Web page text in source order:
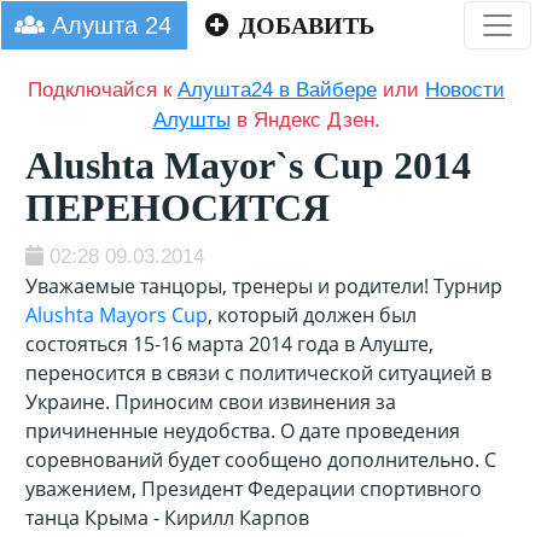
Алушта 24 ДОБАВИТЬ
Подключайся кАлушта24 в Вайбере или Новости
Алушты в Яндекс Дзен.
Alushta Mayor`s Cup 2014
ПЕРЕНОСИТСЯ
02:28 09.03.2014
Уважаемые танцоры, тренеры и родители! Турнир
Alushta Mayors Cup, который должен был
состояться 15-16 марта 2014 года в Алуште,
переносится в связи с политической ситуацией в
Украине. Приносим свои извинения за
причиненные неудобства. О дате проведения
соревнований будет сообщено дополнительно. С
уважением, Президент Федерации спортивного
танца Крыма - Кирилл Карпов